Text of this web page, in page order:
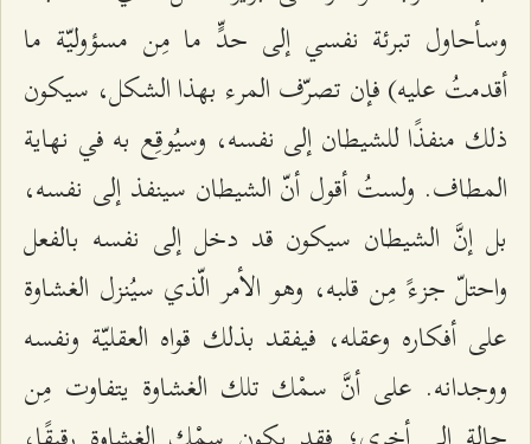
وسأحاول تبرئة نفسي إلى حدٍّ ما مِن مسؤوليّة ما
أقدمتُ عليه) فإن تصرّف المرء بهذا الشكل، سيكون
ذلك منفذًا للشيطان إلى نفسه، وسيُوقِع به في نهاية
المطاف. ولستُ أقول أنّ الشيطان سينفذ إلى نفسه،
بل إنَّ الشيطان سيكون قد دخل إلى نفسه بالفعل
واحتلّ جزءً مِن قلبه، وهو الأمر الّذي سيُنزل الغشاوة
على أفكاره وعقله، فيفقد بذلك قواه العقليّة ونفسه
ووجدانه. على أنَّ سمْك تلك الغشاوة يتفاوت مِن